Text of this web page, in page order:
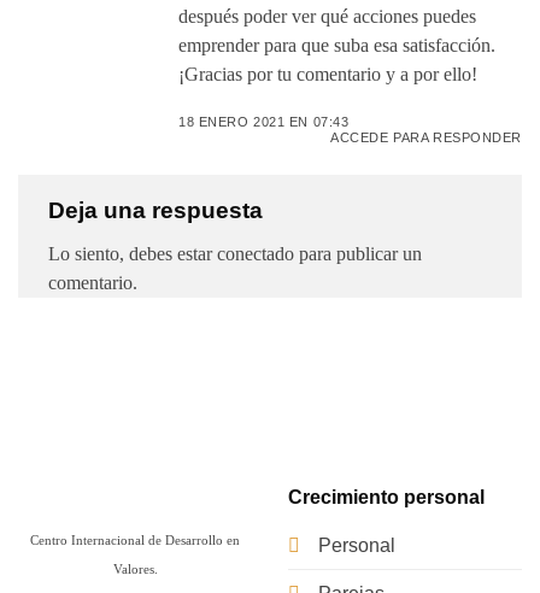
después poder ver qué acciones puedes
emprender para que suba esa satisfacción.
¡Gracias por tu comentario y a por ello!
18 ENERO 2021 EN 07:43
ACCEDE PARA RESPONDER
Deja una respuesta
Lo siento, debes estarconectado para publicar un
comentario.
Centro Internacional de Desarrollo en
Valores.
Crecimiento personal
Personal